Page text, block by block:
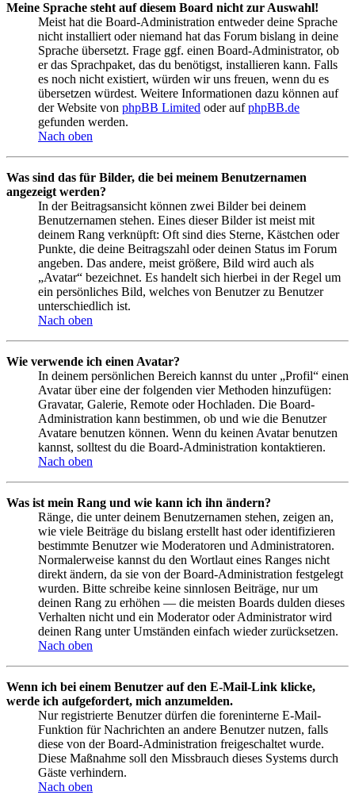
Meine Sprache steht auf diesem Board nicht zur Auswahl!
Meist hat die Board-Administration entweder deine Sprache
nicht installiert oder niemand hat das Forum bislang in deine
Sprache übersetzt. Frage ggf. einen Board-Administrator, ob
er das Sprachpaket, das du benötigst, installieren kann. Falls
es noch nicht existiert, würden wir uns freuen, wenn du es
übersetzen würdest. Weitere Informationen dazu können auf
der Website von phpBB Limited oder aufphpBB.de
gefunden werden.
Nach oben
Was sind das für Bilder, die bei meinem Benutzernamen
angezeigt werden?
In der Beitragsansicht können zwei Bilder bei deinem
Benutzernamen stehen. Eines dieser Bilder ist meist mit
deinem Rang verknüpft: Oft sind dies Sterne, Kästchen oder
Punkte, die deine Beitragszahl oder deinen Status im Forum
angeben. Das andere, meist größere, Bild wird auch als
„Avatar“ bezeichnet. Es handelt sich hierbei in der Regel um
ein persönliches Bild, welches von Benutzer zu Benutzer
unterschiedlich ist.
Nach oben
Wie verwende ich einen Avatar?
In deinem persönlichen Bereich kannst du unter „Profil“ einen
Avatar über eine der folgenden vier Methoden hinzufügen:
Gravatar, Galerie, Remote oder Hochladen. Die Board-
Administration kann bestimmen, ob und wie die Benutzer
Avatare benutzen können. Wenn du keinen Avatar benutzen
kannst, solltest du die Board-Administration kontaktieren.
Nach oben
Was ist mein Rang und wie kann ich ihn ändern?
Ränge, die unter deinem Benutzernamen stehen, zeigen an,
wie viele Beiträge du bislang erstellt hast oder identifizieren
bestimmte Benutzer wie Moderatoren und Administratoren.
Normalerweise kannst du den Wortlaut eines Ranges nicht
direkt ändern, da sie von der Board-Administration festgelegt
wurden. Bitte schreibe keine sinnlosen Beiträge, nur um
deinen Rang zu erhöhen — die meisten Boards dulden dieses
Verhalten nicht und ein Moderator oder Administrator wird
deinen Rang unter Umständen einfach wieder zurücksetzen.
Nach oben
Wenn ich bei einem Benutzer auf den E-Mail-Link klicke,
werde ich aufgefordert, mich anzumelden.
Nur registrierte Benutzer dürfen die foreninterne E-Mail-
Funktion für Nachrichten an andere Benutzer nutzen, falls
diese von der Board-Administration freigeschaltet wurde.
Diese Maßnahme soll den Missbrauch dieses Systems durch
Gäste verhindern.
Nach oben